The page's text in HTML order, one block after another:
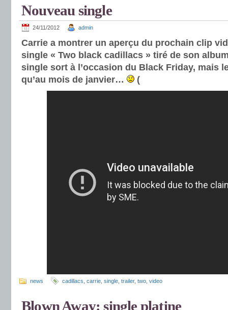
Nouveau single
24/11/2012 admin
Carrie a montrer un aperçu du prochain clip
single « Two black cadillacs » tiré de son
single sort à l’occasion du Black Friday, mais
qu’au mois de janvier…
(
news cadillacs carrie single trailer, two video
Blown Away: single platine